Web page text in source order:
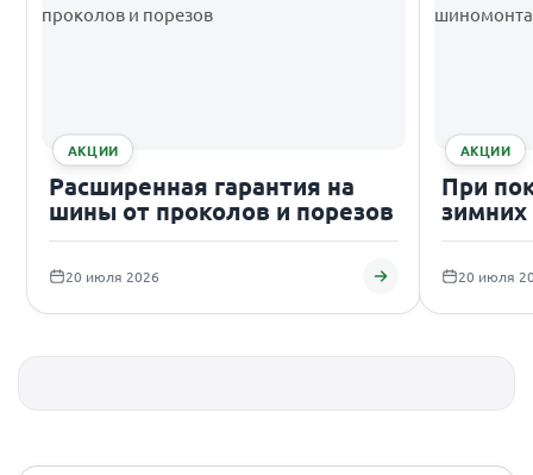
АКЦИИ
Расширенная гарантия на
шины от проколов и порезов
20 июля 2026
АКЦИИ
При
20 июля